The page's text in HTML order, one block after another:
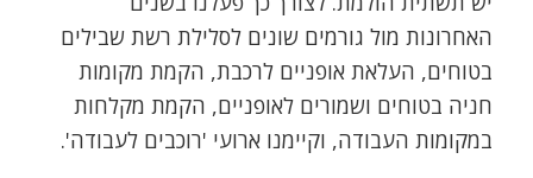
האחרונות מול גורמים שונים לסלילת רשת שבילים
בטוחים, העלאת אופניים לרכבת, הקמת מקומות
חניה בטוחים ושמורים לאופניים, הקמת מקלחות
במקומות העבודה, וקיימנו ארועי 'רוכבים לעבודה'.